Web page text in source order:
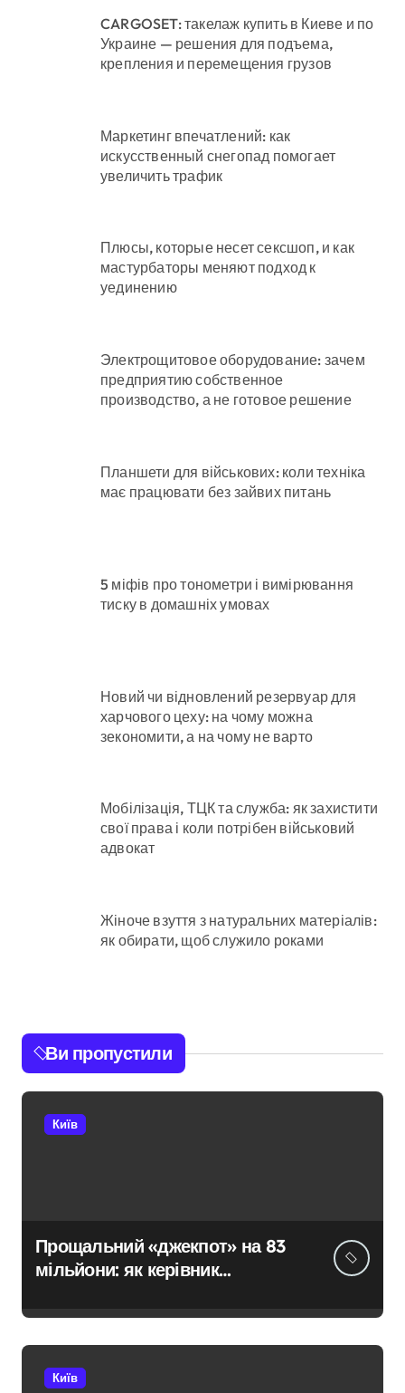
CARGOSET: такелаж купить в Киеве и по
Украине — решения для подъема,
крепления и перемещения грузов
Маркетинг впечатлений: как
искусственный снегопад помогает
увеличить трафик
Плюсы, которые несет сексшоп, и как
мастурбаторы меняют подход к
уединению
Электрощитовое оборудование: зачем
предприятию собственное
производство, а не готовое решение
Планшети для військових: коли техніка
має працювати без зайвих питань
5 міфів про тонометри і вимірювання
тиску в домашніх умовах
Новий чи відновлений резервуар для
харчового цеху: на чому можна
зекономити, а на чому не варто
Мобілізація, ТЦК та служба: як захистити
свої права і коли потрібен військовий
адвокат
Жіноче взуття з натуральних матеріалів:
як обирати, щоб служило роками
Ви пропустили
Київ
Прощальний «джекпот» на 83
мільйони: як керівник
бюджетні кошти шахраям
Київ